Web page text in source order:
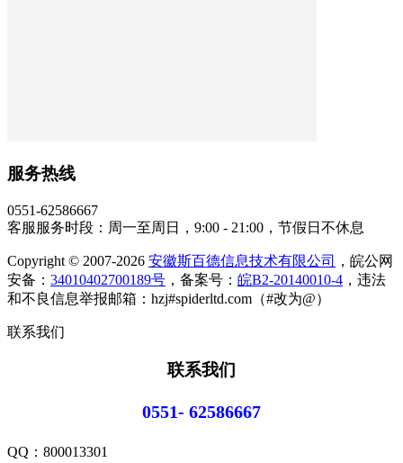
服务热线
0551-62586667
客服服务时段：周一至周日，9:00 - 21:00，节假日不休息
Copyright © 2007-2026 安徽斯百德信息技术有限公司
，皖公网
安备： 34010402700189号 ，备案号： 皖B2-20140010-4 ，违法
和不良信息举报邮箱：hzj#spiderltd.com（#改为@）
联系我们
联系我们
0551- 62586667
QQ： 800013301